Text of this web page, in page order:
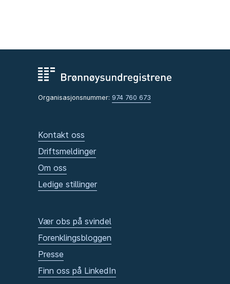
Organisasjonsnummer: 974 760 673
Kontakt oss
Driftsmeldinger
Om oss
Ledige stillinger
Vær obs på svindel
Forenklingsbloggen
Presse
Finn oss på LinkedIn